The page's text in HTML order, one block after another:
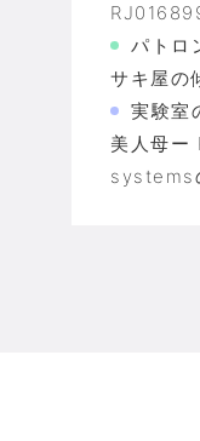
パトロ
サキ屋の
実験室
美人母ー
systems